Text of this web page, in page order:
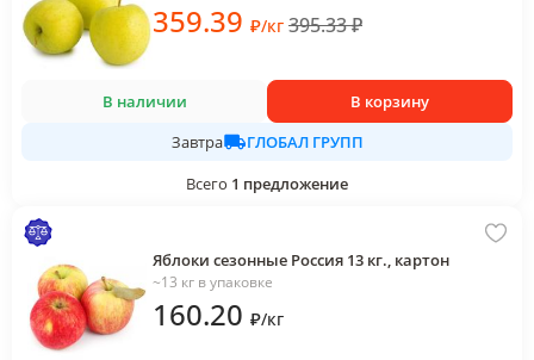
359.39 ₽/кг 395.33₽
В наличии
В корзину
Завтра
ГЛОБАЛ ГРУПП
Всего 1 предложение
Яблоки сезонные Россия 13 кг., картон
~13 кг в упаковке
160.20 ₽/кг